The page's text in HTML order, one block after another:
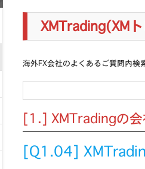
XMTrading(XM
海外FX会社のよくあるご質問内検
[1.] XMTradingの会
[Q1.04]